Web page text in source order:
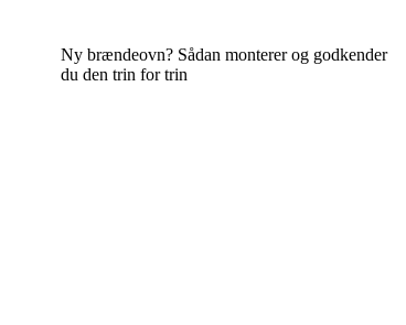
Ny brændeovn? Sådan monterer og godkender
du den trin for trin